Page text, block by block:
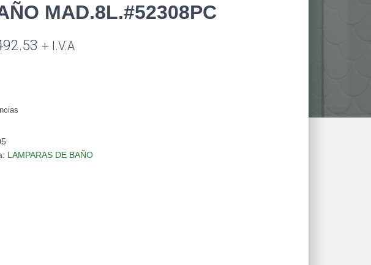
MAD.8L.#52308PC
+ I.V.A
LAMPARAS DE BAÑO